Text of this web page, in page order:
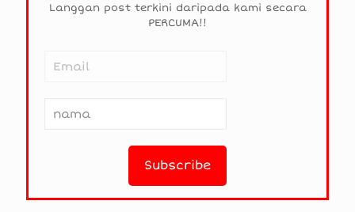
Langgan post terkini daripada kami secara
PERCUMA!!